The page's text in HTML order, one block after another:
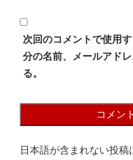
次回のコメントで使用
分の名前、メールアド
る。
日本語が含まれない投